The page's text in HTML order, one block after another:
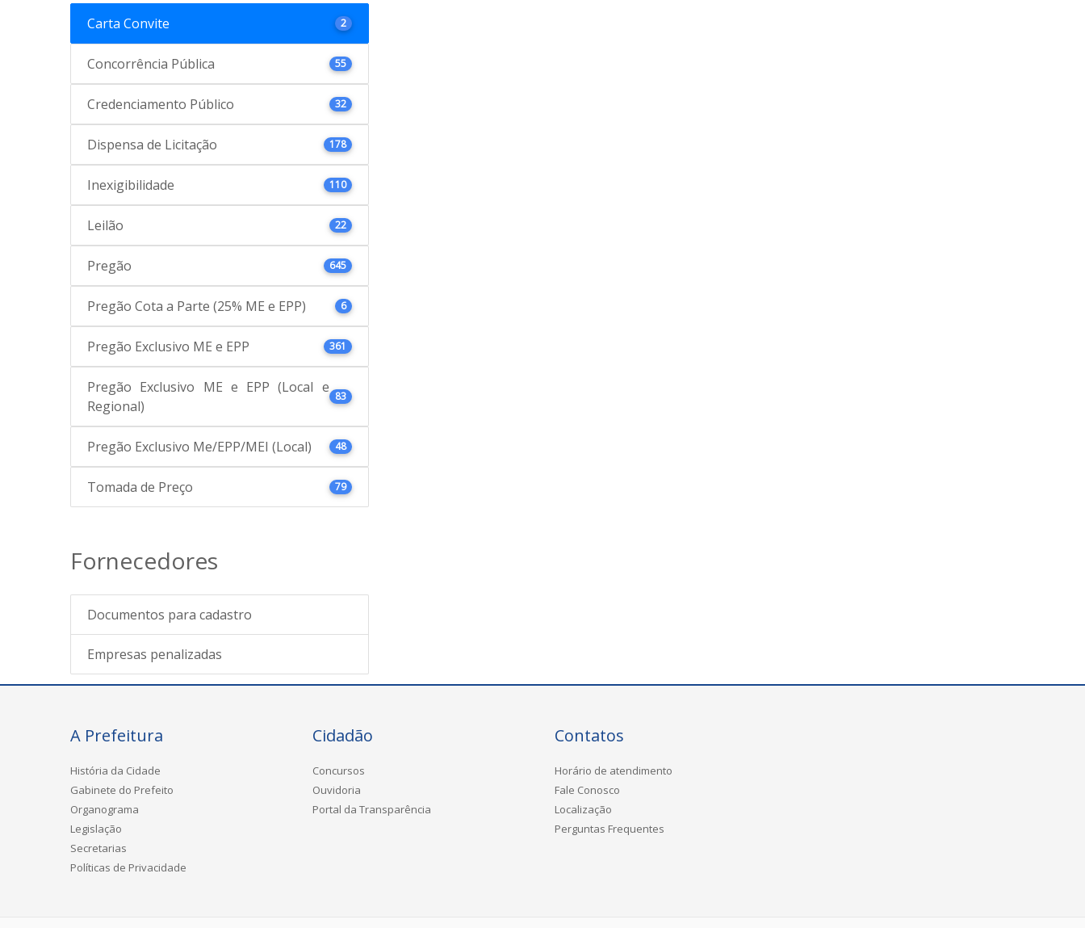
Carta Convite 2
Concorrência Pública 55
Credenciamento Público 32
Dispensa de Licitação 178
Inexigibilidade 110
Leilão 22
Pregão 645
Pregão Cota a Parte (25% ME e EPP) 6
Pregão Exclusivo ME e EPP 361
Pregão Exclusivo ME e EPP (Local e
Regional)
83
Pregão Exclusivo Me/EPP/MEI (Local) 48
Tomada de Preço 79
Fornecedores
Documentos para cadastro
Empresas penalizadas
A Prefeitura
História da Cidade
Gabinete do Prefeito
Organograma
Legislação
Secretarias
Políticas de Privacidade
Cidadão
Concursos
Ouvidoria
Portal da Transparência
Contatos
Horário de atendimento
Fale Conosco
Localização
Perguntas Frequentes